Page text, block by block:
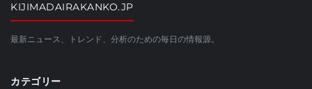
KIJIMADAIRAKANKO.JP
最新ニュース、トレンド、分析のための毎日の情報源。
カテゴリー